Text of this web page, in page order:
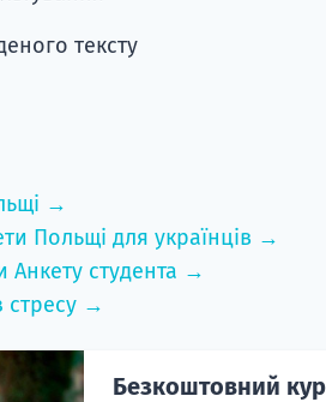
тексту
→
Польщі для українців →
Анкету студента →
стресу →
Безкоштовний